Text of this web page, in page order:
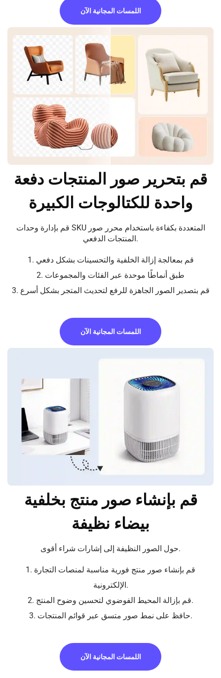
اللمسات المجانية الآن
قم بتحرير صور المنتجات دفعة
واحدة للكتالوجات الكبيرة
قم بإدارة وحدات SKU المتعددة بكفاءة باستخدام محرر صور
المنتجات الدفعي.
1. قم بمعالجة إزالة الخلفية والتحسينات بشكل دفعي
2. طبق أنماطًا موحدة عبر الفئات والمجموعات
3. قم بتصدير الصور الجاهزة للرفع لتحديث المتجر بشكل أسرع
اللمسات المجانية الآن
قم بإنشاء صور منتج بخلفية
بيضاء نظيفة
حول الصور النظيفة إلى إشارات شراء أقوى.
1. قم بإنشاء صور منتج فورية مناسبة لمنصات التجارة
الإلكترونية.
2. قم بإزالة المحيط الفوضوي لتحسين وضوح المنتج.
3. حافظ على نمط صور متسق عبر قوائم المنتجات.
اللمسات المجانية الآن